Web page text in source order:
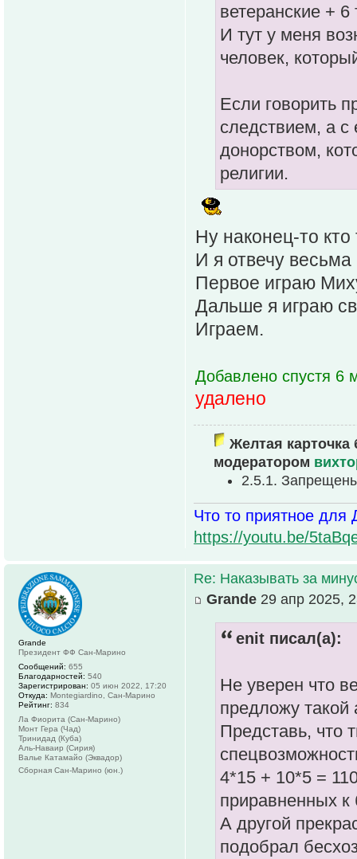
ветеранские + 6
И тут у меня
человек,
Если говорить
следствием, а с
донорством,
религии.
Ну наконец-то
И я отвечу
Первое играю
Дальше я играю
Играем.
Добавлено спустя 6
удалено
Желтая карточка
модератором
2.5.1.
Что то приятное для
https://youtu.be/
Re: Наказывать за
Grande 29 апр 2025,
enit писал(а):
Не уверен что
предложу такой
Представь, что
4*15 + 10*5 =
приравненных к
А другой
подобрал
Grande
Президент ФФ Сан-Марино
Сообщений: 655
Благодарностей: 540
Зарегистрирован: 05 июн 2022, 17:20
Откуда: Montegiardino, Сан-Марино
Рейтинг: 834
Ла Фиорита (Сан-Марино)
Монт Гера (Чад)
Тринидад (Куба)
Аль-Наваир (Сирия)
Валье Катамайо (Эквадор)
Сборная Сан-Марино (юн.)